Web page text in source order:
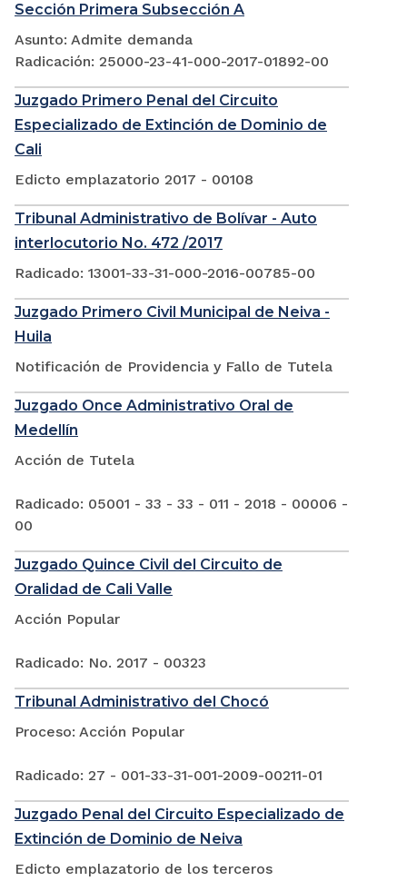
Sección Primera Subsección A
Asunto: Admite demanda
Radicación: 25000-23-41-000-2017-01892-00
Juzgado Primero Penal del Circuito
Especializado de Extinción de Dominio de
Cali
Edicto emplazatorio 2017 - 00108
Tribunal Administrativo de Bolívar - Auto
interlocutorio No. 472 /2017
Radicado: 13001-33-31-000-2016-00785-00
Juzgado Primero Civil Municipal de Neiva -
Huila
Notificación de Providencia y Fallo de Tutela
Juzgado Once Administrativo Oral de
Medellín
Acción de Tutela
Radicado: 05001 - 33 - 33 - 011 - 2018 - 00006 -
00
Juzgado Quince Civil del Circuito de
Oralidad de Cali Valle
Acción Popular
Radicado: No. 2017 - 00323
Tribunal Administrativo del Chocó
Proceso: Acción Popular
Radicado: 27 - 001-33-31-001-2009-00211-01
Juzgado Penal del Circuito Especializado de
Extinción de Dominio de Neiva
Edicto emplazatorio de los terceros